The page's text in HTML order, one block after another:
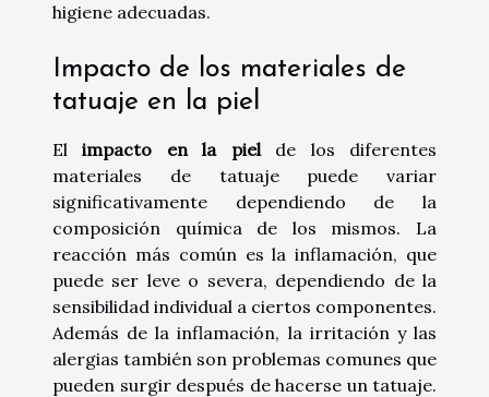
higiene adecuadas.
Impacto de los materiales de
tatuaje en la piel
Elimpacto en la pielde los diferentes
materiales de tatuaje puede variar
significativamente dependiendo de la
composición química de los mismos. La
reacción más común es la inflamación, que
puede ser leve o severa, dependiendo de la
sensibilidad individual a ciertos componentes.
Además de la inflamación, la irritación y las
alergias también son problemas comunes que
pueden surgir después de hacerse un tatuaje.